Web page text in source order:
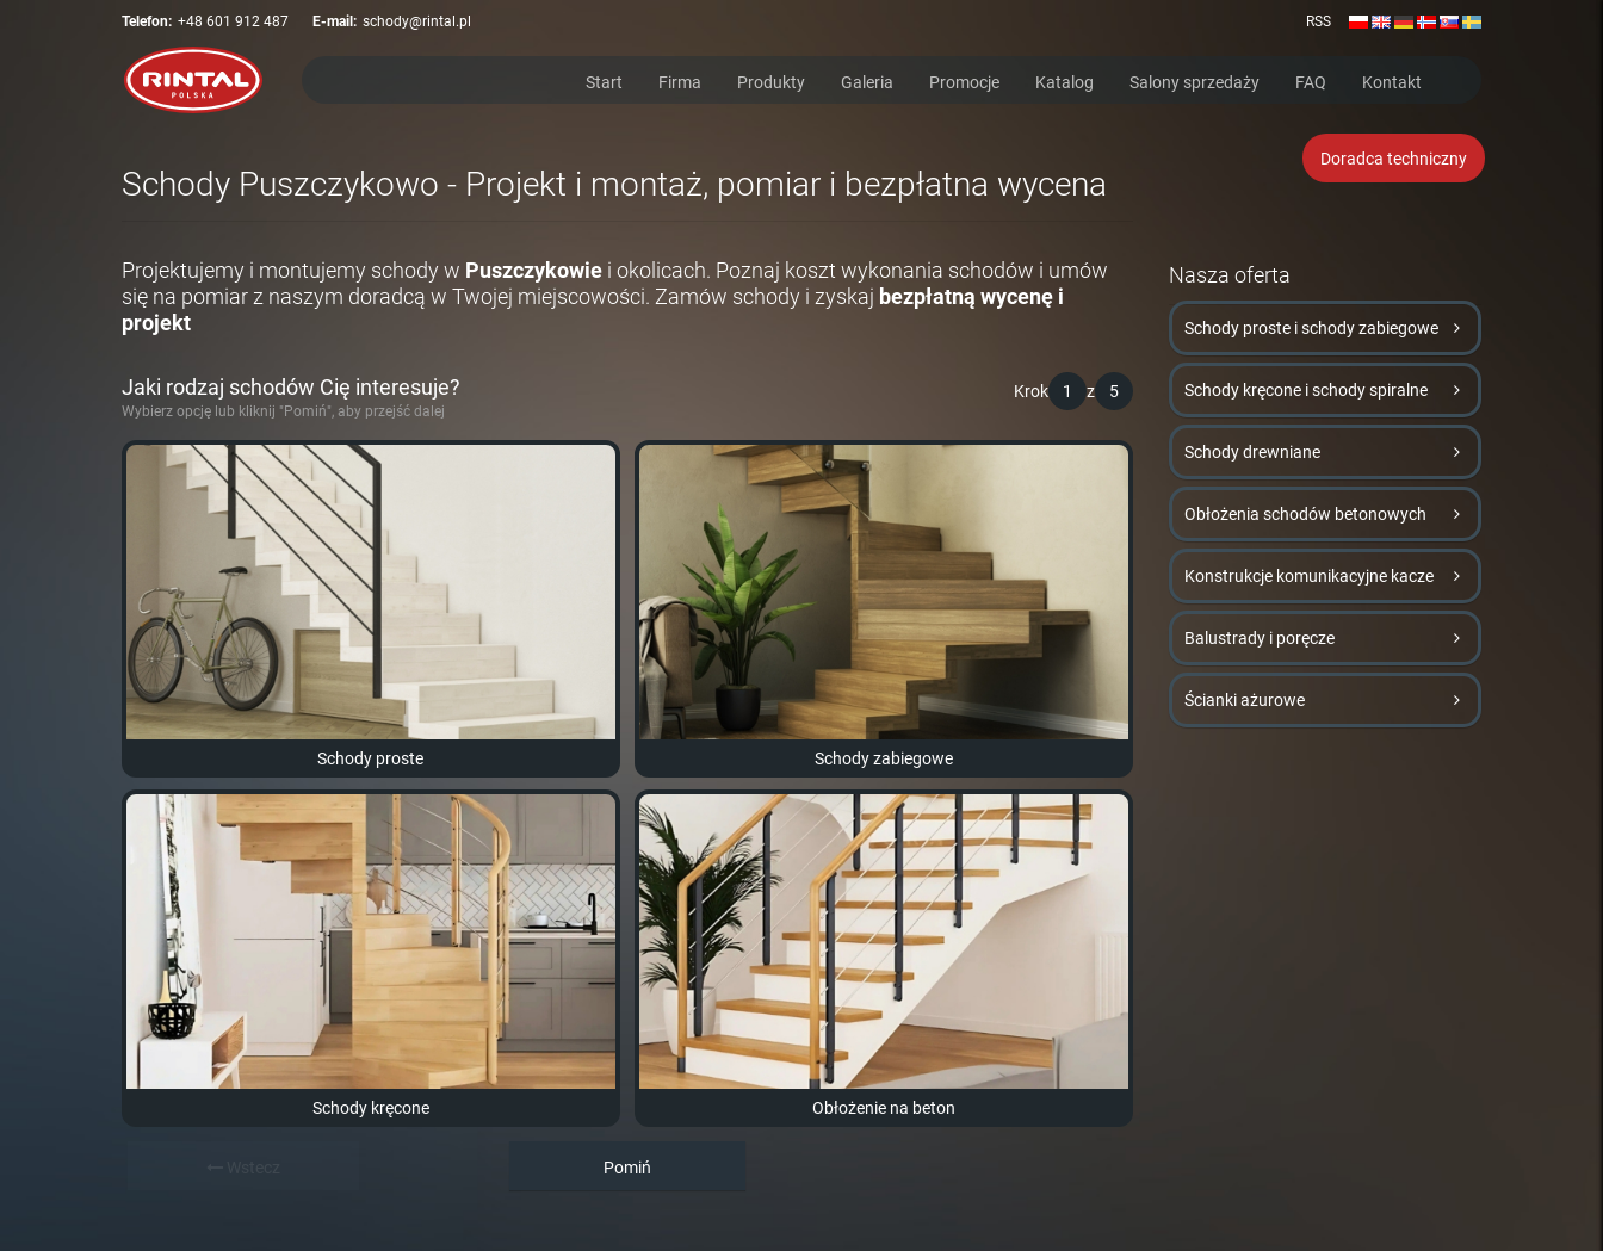
Telefon: +48 601 912 487 E-mail: schody@rintal.pl RSS
Start Firma Produkty Galeria Promocje Katalog Salony sprzedaży FAQ Kontakt
Doradca techniczny
Schody Puszczykowo - Projekt i montaż, pomiar i bezpłatna wycena
Projektujemy i montujemy schody w Puszczykowie i okolicach. Poznaj koszt wykonania schodów i umów
się na pomiar z naszym doradcą w Twojej miejscowości. Zamów schody i zyskaj bezpłatną wycenę i
projekt
Krok 1 z 5
Jaki rodzaj schodów Cię interesuje?
Wybierz opcję lub kliknij "Pomiń", aby przejść dalej
Schody proste Schody zabiegowe
Schody kręcone Obłożenie na beton
Pomiń
Nasza oferta
Schody proste i schody zabiegowe
Schody kręcone i schody spiralne
Schody drewniane
Obłożenia schodów betonowych
Konstrukcje komunikacyjne kacze
Balustrady i poręcze
Ścianki ażurowe